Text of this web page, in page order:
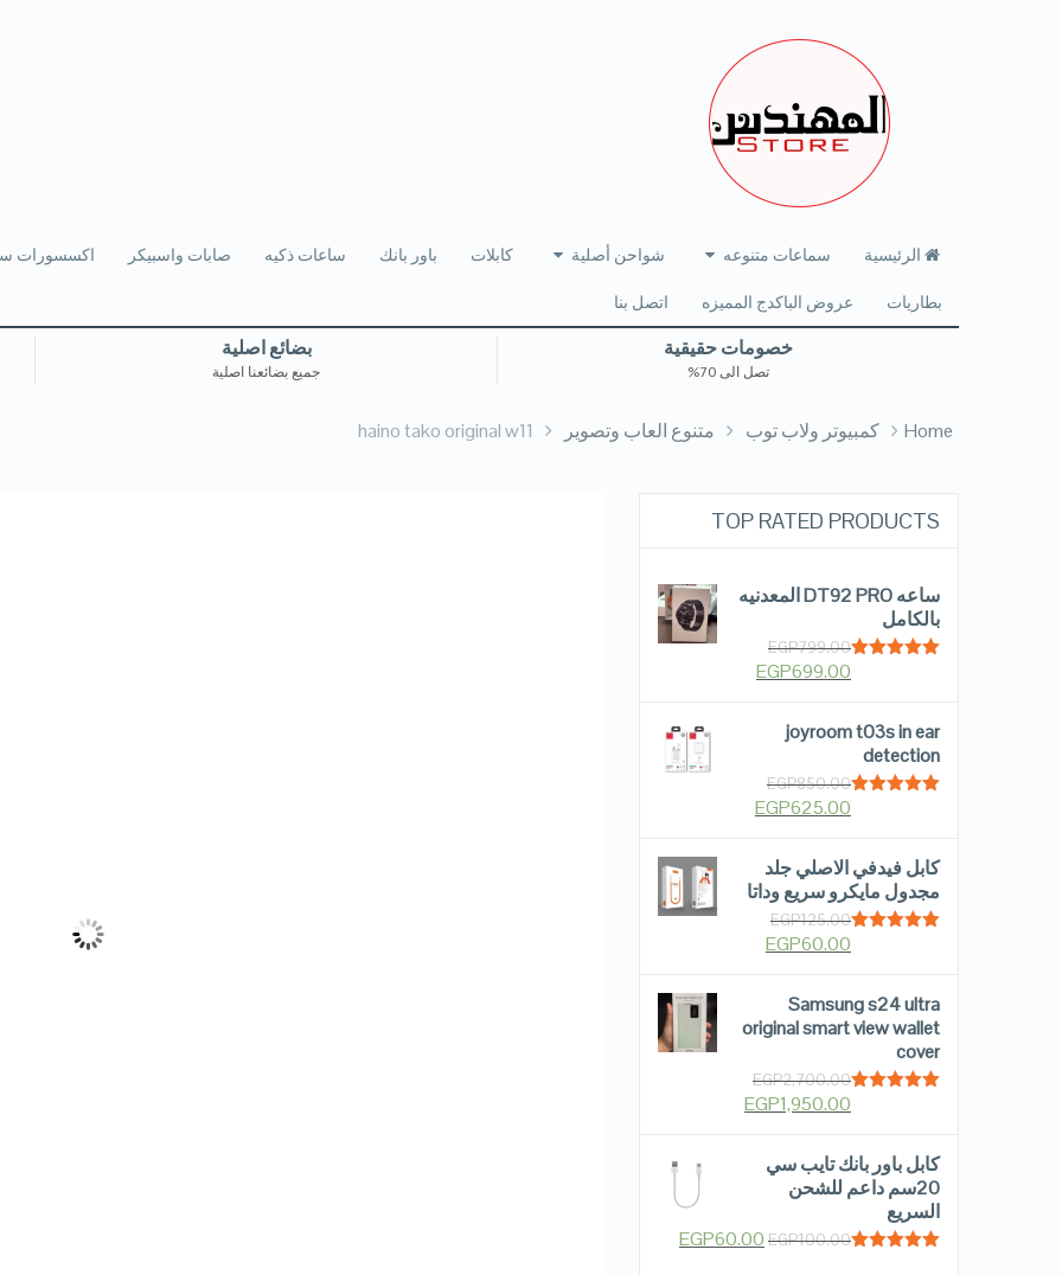
الرئيسية سماعات متنوعه شواحن أصلية كابلات باور بانك ساعات ذكيه صابات واسبيكر اكسسورات
بطاريات عروض الباكدج المميزه اتصل بنا
خصومات حقيقية
تصل الى 70%
بضائع اصلية
جميع بضائعنا اصلية
Home كمبيوتر ولاب توب متنوع العاب وتصوير haino tako original w11
TOP RATED PRODUCTS
ساعه DT92 PRO المعدنيه
بالكامل
EGP799.00
EGP699.00
joyroom t03s in ear
detection
EGP850.00
EGP625.00
كابل فيدفي الاصلي جلد
مجدول مايكرو سريع وداتا
EGP125.00
EGP60.00
Samsung s24 ultra
original smart view wallet
cover
EGP2,700.00
EGP1,950.00
كابل باور بانك تايب سي
20سم داعم للشحن
السريع
EGP100.00
EGP60.00